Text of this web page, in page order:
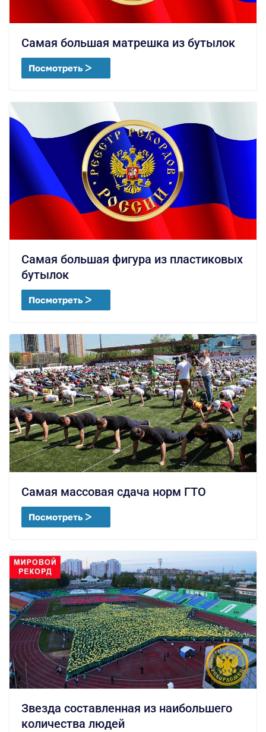
Самая большая матрешка из бутылок
Посмотреть ᐳ
Самая большая фигура из пластиковых
бутылок
Посмотреть ᐳ
Самая массовая сдача норм ГТО
Посмотреть ᐳ
Звезда составленная из наибольшего
количества людей